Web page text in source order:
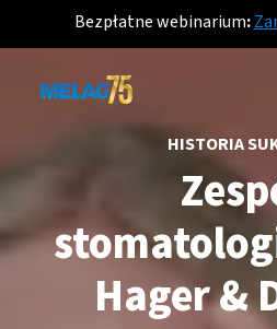
Bezpłatne webinarium:
HISTORIA
Hager &